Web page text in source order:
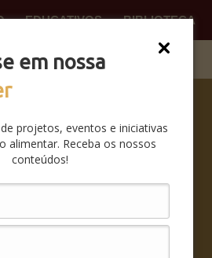
em nossa
projetos, eventos e iniciativas
alimentar. Receba os nossos
conteúdos!
EDUCATIVOS BIBLIOTECA